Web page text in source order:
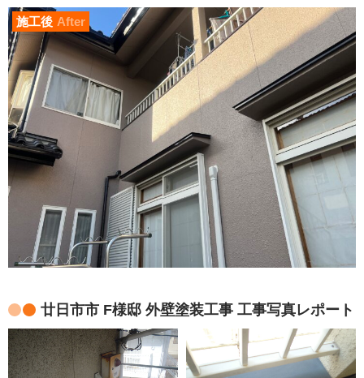
施工後 After
廿日市市 F様邸 外壁塗装工事 工事写真レポート